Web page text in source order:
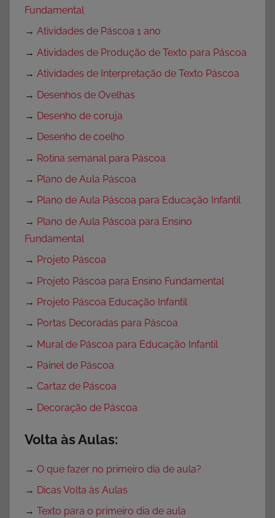
Fundamental
→ Atividades de Páscoa 1 ano
→ Atividades de Produção de Texto para Páscoa
→ Atividades de Interpretação de Texto Páscoa
→ Desenhos de Ovelhas
→ Desenho de coruja
→ Desenho de coelho
→ Rotina semanal para Páscoa
→ Plano de Aula Páscoa
→ Plano de Aula Páscoa para Educação Infantil
→ Plano de Aula Páscoa para Ensino
Fundamental
→ Projeto Páscoa
→ Projeto Páscoa para Ensino Fundamental
→ Projeto Páscoa Educação Infantil
→ Portas Decoradas para Páscoa
→ Mural de Páscoa para Educação Infantil
→ Painel de Páscoa
→ Cartaz de Páscoa
→ Decoração de Páscoa
Volta às Aulas:
→ O que fazer no primeiro dia de aula?
→ Dicas Volta às Aulas
→ Texto para o primeiro dia de aula